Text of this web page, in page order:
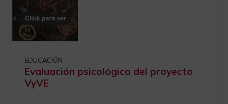
EDUCACIÓN
Evaluación psicológica del proyecto
VyVE